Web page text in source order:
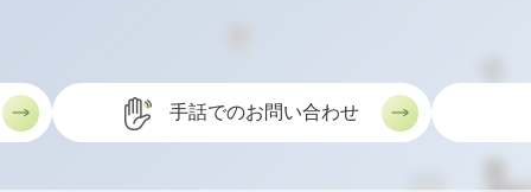
手話でのお問い合わせ